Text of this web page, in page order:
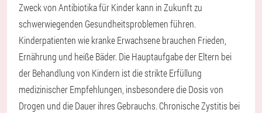
Zweck von Antibiotika für Kinder kann in Zukunft zu
schwerwiegenden Gesundheitsproblemen führen.
Kinderpatienten wie kranke Erwachsene brauchen Frieden,
Ernährung und heiße Bäder. Die Hauptaufgabe der Eltern bei
der Behandlung von Kindern ist die strikte Erfüllung
medizinischer Empfehlungen, insbesondere die Dosis von
Drogen und die Dauer ihres Gebrauchs. Chronische Zystitis bei